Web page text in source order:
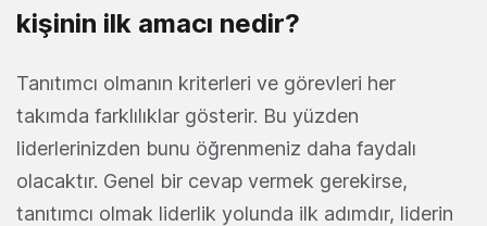
kişinin ilk amacı nedir?
Tanıtımcı olmanın kriterleri ve görevleri her
takımda farklılıklar gösterir. Bu yüzden
liderlerinizden bunu öğrenmeniz daha faydalı
olacaktır. Genel bir cevap vermek gerekirse,
tanıtımcı olmak liderlik yolunda ilk adımdır, liderin